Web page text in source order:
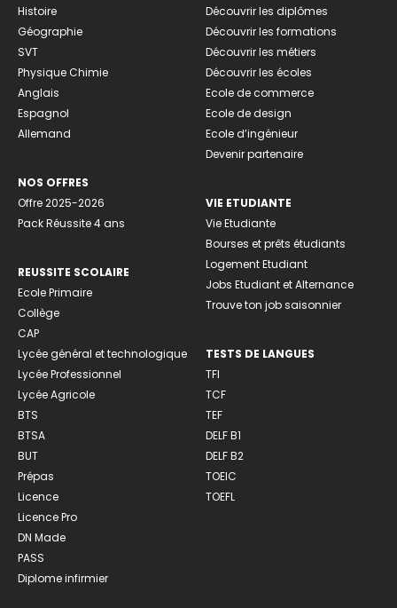
Histoire
Géographie
SVT
Physique Chimie
Anglais
Espagnol
Allemand
NOS OFFRES
Offre 2025-2026
Pack Réussite 4 ans
REUSSITE SCOLAIRE
Ecole Primaire
Collège
CAP
Lycée général et technologique
Lycée Professionnel
Lycée Agricole
BTS
BTSA
BUT
Prépas
Licence
Licence Pro
DN Made
PASS
Diplome infirmier
Découvrir les diplômes
Découvrir les formations
Découvrir les métiers
Découvrir les écoles
Ecole de commerce
Ecole de design
Ecole d’ingénieur
Devenir partenaire
VIE ETUDIANTE
Vie Etudiante
Bourses et prêts étudiants
Logement Etudiant
Jobs Etudiant et Alternance
Trouve ton job saisonnier
TESTS DE LANGUES
TFI
TCF
TEF
DELF B1
DELF B2
TOEIC
TOEFL